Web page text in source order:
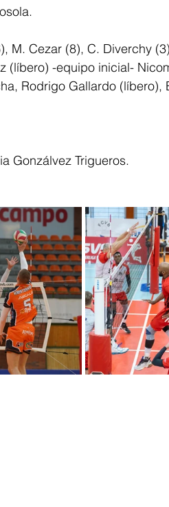
M. Cezar (8), C. Diverchy
(líbero) -equipo inicial-
Rodrigo Gallardo (líbero),
Gonzálvez Trigueros.